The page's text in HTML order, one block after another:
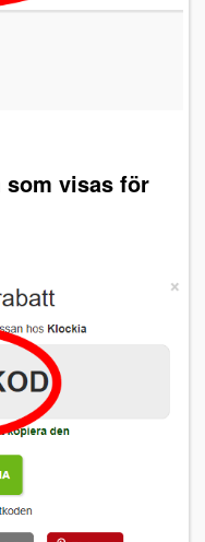
som visas för